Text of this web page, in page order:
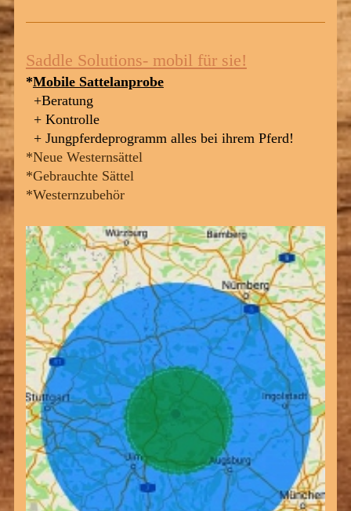
Saddle Solutions- mobil für sie!
*Mobile Sattelanprobe
+Beratung
+ Kontrolle
+ Jungpferdeprogramm alles bei ihrem Pferd!
*Neue Westernsättel
*Gebrauchte Sättel
*Westernzubehör